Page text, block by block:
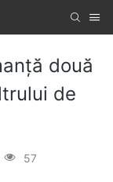
două
de
57